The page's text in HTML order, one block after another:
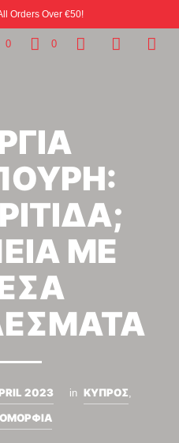
Orders Over €50!
0 0
ΜΕ
2023 in ΚΥΠΡΟΣ,
ΟΜΟΡΦΙΑ